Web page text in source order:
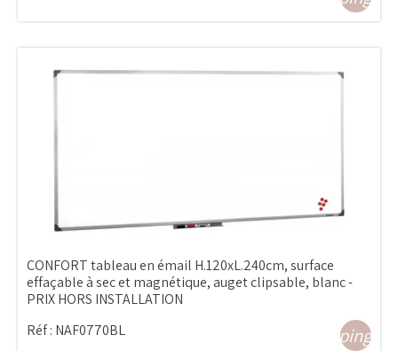
CONFORT tableau en émail H.120xL.240cm, surface
effaçable à sec et magnétique, auget clipsable, blanc -
PRIX HORS INSTALLATION
Réf : NAF0770BL